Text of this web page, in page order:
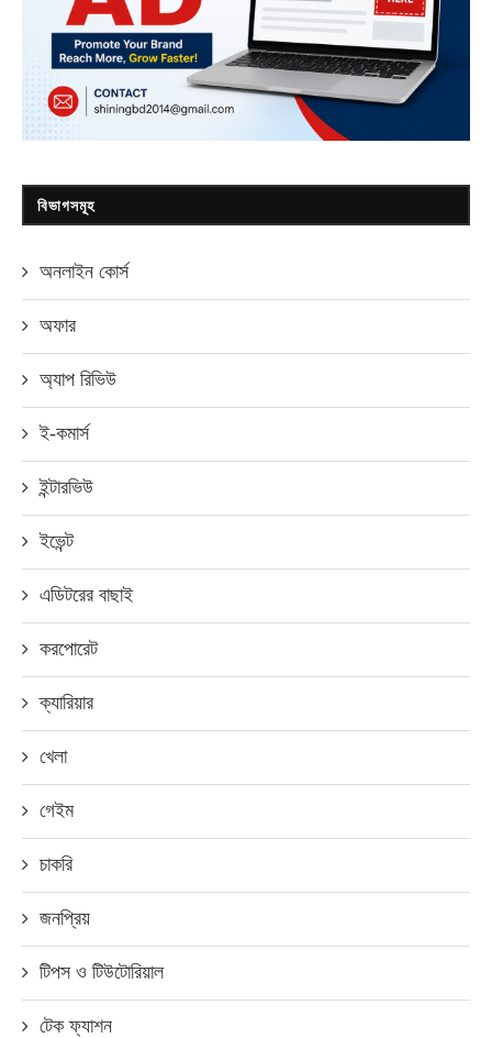
বিভাগসমূহ
অনলাইন কোর্স
অফার
অ্যাপ রিভিউ
ই-কমার্স
ইন্টারভিউ
ইভেন্ট
এডিটরের বাছাই
করপোরেট
ক্যারিয়ার
খেলা
গেইম
চাকরি
জনপ্রিয়
টিপস ও টিউটোরিয়াল
টেক ফ্যাশন